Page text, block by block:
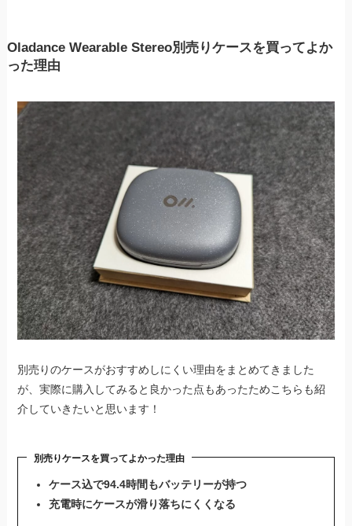
Oladance Wearable Stereo別売りケースを買ってよか
った理由
別売りのケースがおすすめしにくい理由をまとめてきました
が、実際に購入してみると良かった点もあったためこちらも紹
介していきたいと思います！
別売りケースを買ってよかった理由
ケース込で94.4時間もバッテリーが持つ
充電時にケースが滑り落ちにくくなる